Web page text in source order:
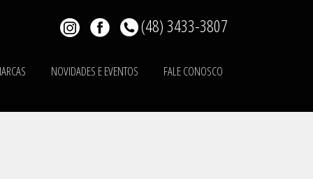
(48) 3433-3807
NOVIDADES E EVENTOS FALE CONOSCO